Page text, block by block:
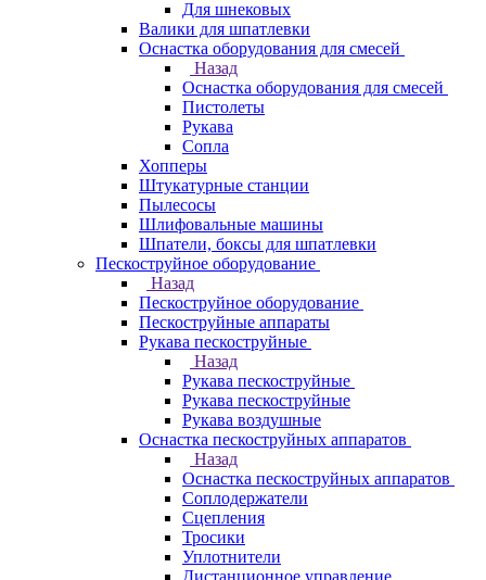
Для шнековых
Валики для шпатлевки
Оснастка оборудования для смесей
Назад
Оснастка оборудования для смесей
Пистолеты
Рукава
Сопла
Хопперы
Штукатурные станции
Пылесосы
Шлифовальные машины
Шпатели, боксы для шпатлевки
Пескоструйное оборудование
Назад
Пескоструйное оборудование
Пескоструйные аппараты
Рукава пескоструйные
Назад
Рукава пескоструйные
Рукава пескоструйные
Рукава воздушные
Оснастка пескоструйных аппаратов
Назад
Оснастка пескоструйных аппаратов
Соплодержатели
Сцепления
Тросики
Уплотнители
Дистанционное управление